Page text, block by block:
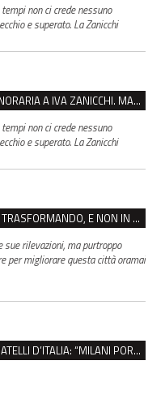
non ci crede nessuno
e superato. La Zanicchi
VENTASSO, SÌ ALLA CITTADINANZA ONORARIA A IVA ZANICCHI. MA BARGIACCHI: “È DI PESSIMO GUSTO”
non ci crede nessuno
e superato. La Zanicchi
IL CENTRO STORICO DI REGGIO SI STA TRASFORMANDO, E NON IN MEGLIO
rilevazioni, ma purtroppo
per migliorare questa città oramai
HELLWATT, SCONTRO SENZA FINE. FRATELLI D’ITALIA: “MILANI PORTA DOCUMENTI, DE FRANCO INSULTI”